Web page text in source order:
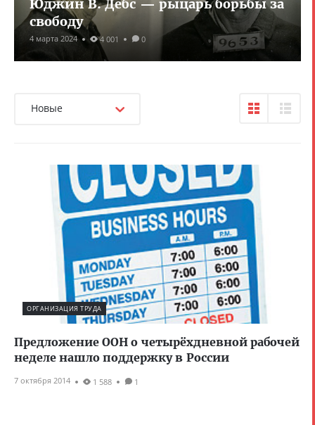
Юджин В. Дебс — рыцарь борьбы за
свободу
4 марта 2024 4 001 0
Новые
ОРГАНИЗАЦИЯ ТРУДА
Предложение ООН о четырёхдневной рабочей
неделе нашло поддержку в России
7 октября 2014 1 588 1